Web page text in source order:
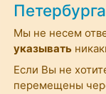
Петербурга
Мы не несем
указывать
Если Вы не
перемещены